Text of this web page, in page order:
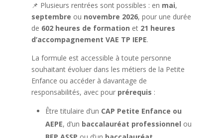
📌 Plusieurs rentrées sont possibles : en mai,
septembre ou novembre 2026, pour une durée
de 602 heures de formation et 21 heures
d’accompagnement VAE TP IEPE.
La formule est accessible à toute personne
souhaitant évoluer dans les métiers de la Petite
Enfance ou accéder à davantage de
responsabilités, avec pour prérequis :
Être titulaire d’un CAP Petite Enfance ou
AEPE, d’un baccalauréat professionnel ou